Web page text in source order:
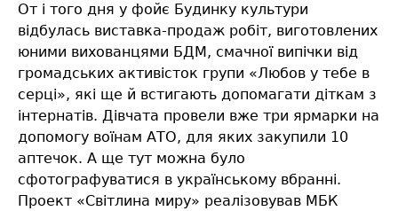
От і того дня у фойє Будинку культури
відбулась виставка-продаж робіт, виготовлених
юними вихованцями БДМ, смачної випічки від
громадських активісток групи «Любов у тебе в
серці», які ще й встигають допомагати діткам з
інтернатів. Дівчата провели вже три ярмарки на
допомогу воїнам АТО, для яких закупили 10
аптечок. А ще тут можна було
сфотографуватися в українському вбранні.
Проект «Світлина миру» реалізовував МБК